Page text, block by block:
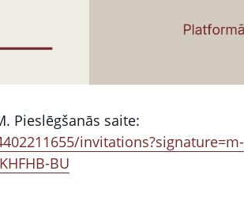
Pieslēgšanās saite:
invitations?signature=m-
BU